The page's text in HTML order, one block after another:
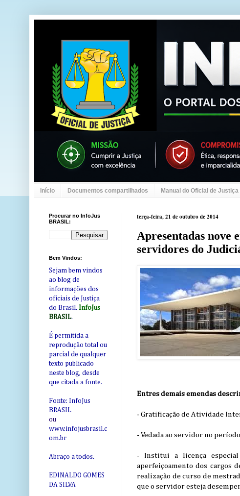
Início Documentos compartilhados Manual do Oficial de Justiça
terça-feira, 21 de outubro de 2014
Apresentadas nove
servidores do
Entres demais emendas
- Gratificação de Atividade
- Vedada ao servidor no
- Institui a licença
aperfeiçoamento dos cargos
realização de curso de
que o servidor esteja
Procurar no InfoJus
BRASIL:
Bem Vindos:
Sejam bem vindos
ao blog de
informações dos
oficiais de Justiça
do Brasil, InfoJus
BRASIL.
É permitida a
reprodução total ou
parcial de qualquer
texto publicado
neste blog, desde
que citada a fonte.
Fonte: InfoJus
BRASIL
ou
www.infojusbrasil.c
om.br
Abraço a todos.
EDINALDO GOMES
DA SILVA